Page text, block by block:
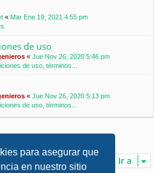
para asegurar que
en nuestro sitio
« Mar Ene 19, 2021 4:55 pm
de uso
« Jue Nov 26, 2020 5:46 pm
de uso, términos...
« Jue Nov 26, 2020 5:13 pm
de uso, términos...
Ir a